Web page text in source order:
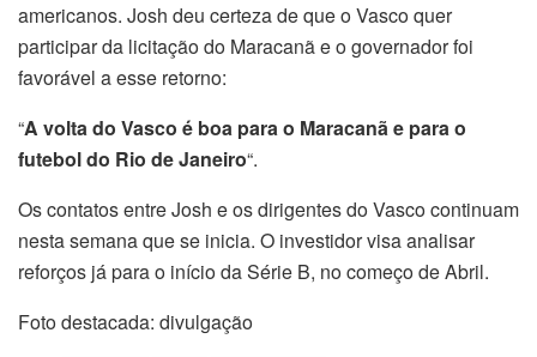
americanos. Josh deu certeza de que o Vasco quer
participar da licitação do Maracanã e o governador foi
favorável a esse retorno:
“A volta do Vasco é boa para o Maracanã e para o
futebol do Rio de Janeiro“.
Os contatos entre Josh e os dirigentes do Vasco continuam
nesta semana que se inicia. O investidor visa analisar
reforços já para o início da Série B, no começo de Abril.
Foto destacada: divulgação